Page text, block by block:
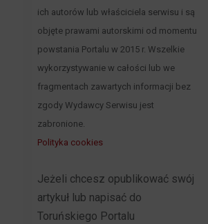
ich autorów lub właściciela serwisu i są
objęte prawami autorskimi od momentu
powstania Portalu w 2015 r. Wszelkie
wykorzystywanie w całości lub we
fragmentach zawartych informacji bez
zgody Wydawcy Serwisu jest
zabronione.
Polityka cookies
Jeżeli chcesz opublikować swój
artykuł lub napisać do
Toruńskiego Portalu